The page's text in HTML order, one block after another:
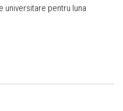
pentru luna